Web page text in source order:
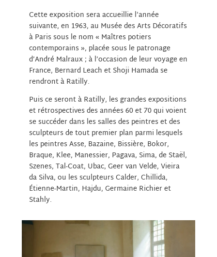
Cette exposition sera accueillie l’année
suivante, en 1963, au Musée des Arts Décoratifs
à Paris sous le nom « Maîtres potiers
contemporains », placée sous le patronage
d’André Malraux ; à l’occasion de leur voyage en
France, Bernard Leach et Shoji Hamada se
rendront à Ratilly.
Puis ce seront à Ratilly, les grandes expositions
et rétrospectives des années 60 et 70 qui voient
se succéder dans les salles des peintres et des
sculpteurs de tout premier plan parmi lesquels
les peintres Asse, Bazaine, Bissière, Bokor,
Braque, Klee, Manessier, Pagava, Sima, de Staël,
Szenes, Tal-Coat, Ubac, Geer van Velde, Vieira
da Silva, ou les sculpteurs Calder, Chillida,
Étienne-Martin, Hajdu, Germaine Richier et
Stahly.